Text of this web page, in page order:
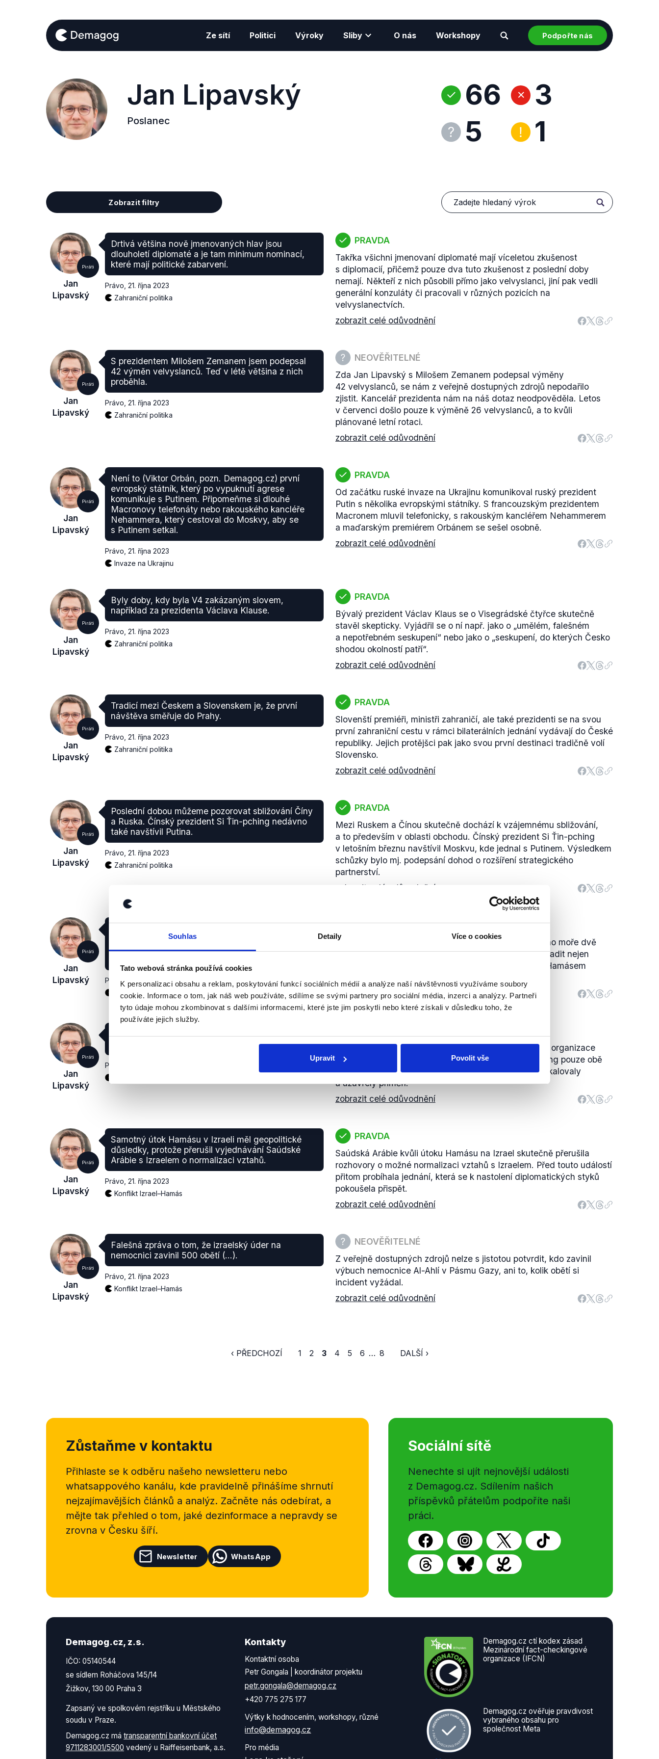
Souhlas Detaily Více o cookies
Tato webová stránka používá cookies
K personalizaci obsahu a reklam, poskytování funkcí sociálních médií a analýze naší návštěvnosti využíváme soubory
cookie. Informace o tom, jak náš web používáte, sdílíme se svými partnery pro sociální média, inzerci a analýzy. Partneři
tyto údaje mohou zkombinovat s dalšími informacemi, které jste jim poskytli nebo které získali v důsledku toho, že
používáte jejich služby.
Upravit Povolit vše
Ze sítí Politici Výroky Sliby O nás Workshopy Podpořte nás
Jan Lipavský
Poslanec
66
5
3
1
Zobrazit filtry
Piráti
Jan
Lipavský
Drtivá většina nově jmenovaných hlav jsou
dlouholetí diplomaté a je tam minimum nominací,
které mají politické zabarvení.
Právo 21. října 2023
Zahraniční politika
PRAVDA
Takřka všichni jmenovaní diplomaté mají víceletou zkušenost
s diplomacií, přičemž pouze dva tuto zkušenost z poslední doby
nemají. Někteří z nich působili přímo jako velvyslanci, jiní pak vedli
generální konzuláty či pracovali v různých pozicích na
velvyslanectvích.
zobrazit celé odůvodnění
Piráti
Jan
Lipavský
S prezidentem Milošem Zemanem jsem podepsal
42 výměn velvyslanců. Teď v létě většina z nich
proběhla.
Právo 21. října 2023
Zahraniční politika
NEOVĚŘITELNÉ
Zda Jan Lipavský s Milošem Zemanem podepsal výměny
42 velvyslanců, se nám z veřejně dostupných zdrojů nepodařilo
zjistit. Kancelář prezidenta nám na náš dotaz neodpověděla. Letos
v červenci došlo pouze k výměně 26 velvyslanců, a to kvůli
plánované letní rotaci.
zobrazit celé odůvodnění
Piráti
Jan
Lipavský
Není to (Viktor Orbán, pozn. Demagog.cz) první
evropský státník, který po vypuknutí agrese
komunikuje s Putinem. Připomeňme si dlouhé
Macro­novy telefonáty nebo rakouského kancléře
Neham­mera, který cestoval do Moskvy, aby se
s Putinem setkal.
Právo 21. října 2023
Invaze na Ukrajinu
PRAVDA
Od začátku ruské invaze na Ukrajinu komunikoval ruský prezident
Putin s několika evropskými státníky. S francouzským prezidentem
Macronem mluvil telefonicky, s rakouským kancléřem Nehammerem
a maďarským premiérem Orbánem se sešel osobně.
zobrazit celé odůvodnění
Piráti
Jan
Lipavský
Byly doby, kdy byla V4 zakázaným slovem,
například za prezidenta Václava Klause.
Právo 21. října 2023
Zahraniční politika
PRAVDA
Bývalý prezident Václav Klaus se o Visegrádské čtyřce skutečně
stavěl skepticky. Vyjádřil se o ní např. jako o „umělém, falešném
a nepotřebném seskupení“ nebo jako o „seskupení, do kterých Česko
shodou okolností patří“.
zobrazit celé odůvodnění
Piráti
Jan
Lipavský
Tradicí mezi Českem a Slovenskem je, že první
návštěva směřuje do Prahy.
Právo 21. října 2023
Zahraniční politika
PRAVDA
Slovenští premiéři, ministři zahraničí, ale také prezidenti se na svou
první zahraniční cestu v rámci bilaterálních jednání vydávají do České
republiky. Jejich protějšci pak jako svou první destinaci tradičně volí
Slovensko.
zobrazit celé odůvodnění
Piráti
Jan
Lipavský
Poslední dobou můžeme pozorovat sbližování Číny
a Ruska. Čínský prezident Si Ťin-pching nedávno
také navštívil Putina.
Právo 21. října 2023
Zahraniční politika
PRAVDA
Mezi Ruskem a Čínou skutečně dochází k vzájemnému sbližování,
a to především v oblasti obchodu. Čínský prezident Si Ťin-pching
v letošním březnu navštívil Moskvu, kde jednal s Putinem. Výsledkem
schůzky bylo mj. podepsání dohod o rozšíření strategického
partnerství.
zobrazit celé odůvodnění
Piráti
Jan
Lipavský
námořní přítomností v oblasti důrazně snaží odradit
Hizballáh od cesty k takové eskalaci (izraelsko-
Právo,
21. října 2023
Konflikt Izrael–Hamás
PRAVDA
Spojené státy vyslaly do východní části Středozemního moře dvě
letadlové lodě. Tímto krokem se skutečně pokouší odradit nejen
Hizballáh, ale také Írán od zapojení do konfliktu mezi Hamásem
zobrazit celé odůvodnění
Piráti
Jan
Lipavský
Neslyšeli jsme ani jasné odsouzení Hamásu ze
Právo
Rusko ani Čína k datu 21. října 2023 útoky teroristické organizace
Hamás na Izrael výslovně neodsoudily. Moskva i Peking pouze obě
strany konfliktu vyzvaly k tomu, aby situaci dále neeskalovaly
a uzavřely příměří.
zobrazit celé odůvodnění
Piráti
Jan
Lipavský
Samotný útok Hamásu v Izraeli měl geopolitické
důsledky, protože přerušil vyjednávání Saúdské
Arábie s Izraelem o normalizaci vztahů.
Právo 21. října 2023
Konflikt Izrael–Hamás
PRAVDA
Saúdská Arábie kvůli útoku Hamásu na Izrael skutečně přerušila
rozhovory o možné normalizaci vztahů s Izraelem. Před touto událostí
přitom probíhala jednání, která se k nastolení diplomatických styků
pokoušela přispět.
zobrazit celé odůvodnění
Piráti
Jan
Lipavský
Falešná zpráva o tom, že izraelský úder na
nemocnici zavinil 500 obětí (…).
Právo 21. října 2023
Konflikt Izrael–Hamás
NEOVĚŘITELNÉ
Z veřejně dostupných zdrojů nelze s jistotou potvrdit, kdo zavinil
výbuch nemocnice Al-Ahlí v Pásmu Gazy, ani to, kolik obětí si
incident vyžádal.
zobrazit celé odůvodnění
‹ PŘEDCHOZÍ 1 2 3 4 5 6 … 8 DALŠÍ ›
Zůstaňme v kontaktu
Přihlaste se k odběru našeho newsletteru nebo
whatsappového kanálu, kde pravidelně přinášíme shrnutí
nejzajímavějších článků a analýz. Začněte nás odebírat, a
mějte tak přehled o tom, jaké dezinformace a nepravdy se
zrovna v Česku šíří.
Newsletter WhatsApp
Sociální sítě
Nenechte si ujít nejnovější události
z Demagog.cz. Sdílením našich
příspěvků přátelům podpoříte naši
práci.
Demagog.cz, z.s.
IČO: 05140544
se sídlem Roháčova 145/14
Žižkov, 130 00 Praha 3
Zapsaný ve spolkovém rejstříku u Městského
soudu v Praze.
Demagog.cz má transparentní bankovní účet
9711283001/5500 vedený u Raiffeisenbank, a.s.
Kontakty
Kontaktní osoba
Petr Gongala | koordinátor projektu
petr.gongala@demagog.cz
+420 775 275 177
Výtky k hodnocením, workshopy, různé
info@demagog.cz
Pro média
Demagog.cz ctí kodex zásad
Mezinárodní fact-checkingové
organizace (IFCN)
Demagog.cz ověřuje pravdivost
vybraného obsahu pro
společnost Meta